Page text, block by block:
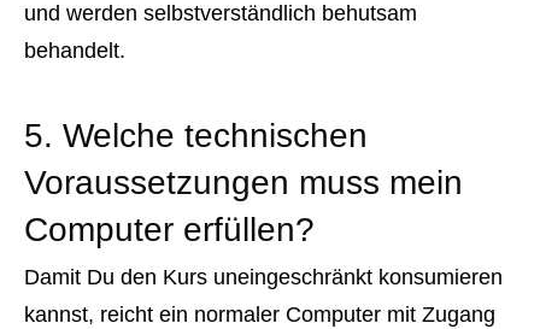
und werden selbstverständlich behutsam
behandelt.
5. Welche technischen
Voraussetzungen muss mein
Computer erfüllen?
Damit Du den Kurs uneingeschränkt konsumieren
kannst, reicht ein normaler Computer mit Zugang